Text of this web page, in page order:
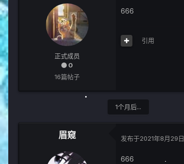
正式成员
0
16篇帖子
666
引用
1个月后...
眉窥 发布于2021年8月29日
666